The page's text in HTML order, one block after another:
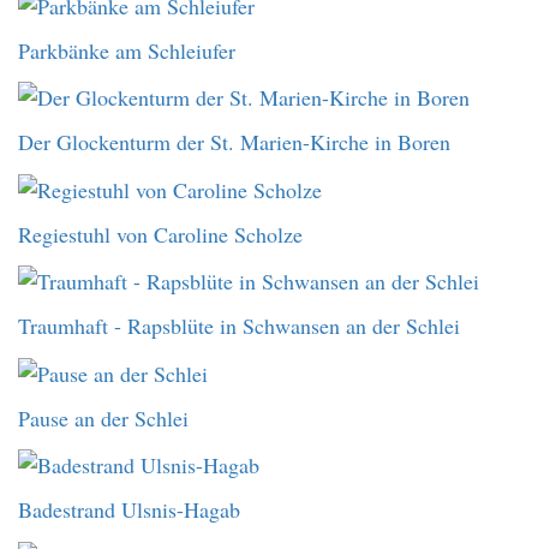
Parkbänke am Schleiufer
Der Glockenturm der St. Marien-Kirche in Boren
Regiestuhl von Caroline Scholze
Traumhaft - Rapsblüte in Schwansen an der Schlei
Pause an der Schlei
Badestrand Ulsnis-Hagab